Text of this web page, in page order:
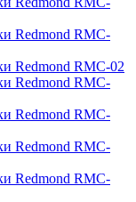
Redmond RMC-
Redmond RMC-02
Redmond RMC-
Redmond RMC-
Redmond RMC-
Redmond RMC-